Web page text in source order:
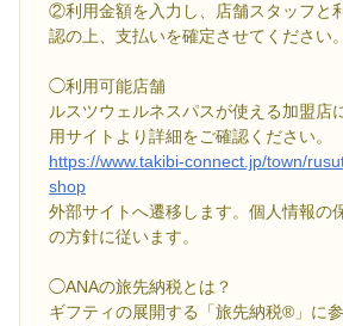
②利用金額を入力し、店舗スタッフと
認の上、支払いを確定させてください。
◯利用可能店舗
ルスツウェルネスパスが使える加盟店
用サイトより詳細をご確認ください。
https://www.takibi-connect.jp/town/
shop
外部サイトへ遷移します。個人情報の
の方針に従います。
◯ANAの旅先納税とは？
ギフティの展開する「旅先納税®」に